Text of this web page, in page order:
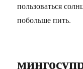
пользоваться
побольше пить.